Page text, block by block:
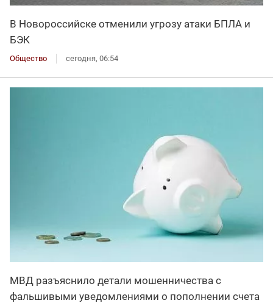
В Новороссийске отменили угрозу атаки БПЛА и
БЭК
Общество сегодня, 06:54
МВД разъяснило детали мошенничества с
фальшивыми уведомлениями о пополнении счета